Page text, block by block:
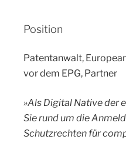
Position
Patentanwalt,
vor dem EPG, Partner
»Als Digital Native der
Sie rund um die
Schutzrechten für